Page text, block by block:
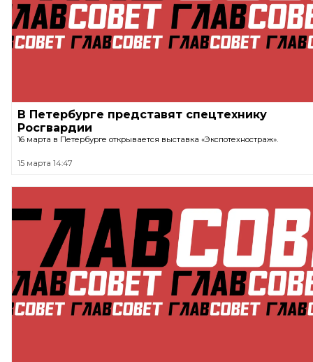
В Петербурге представят спецтехнику
Росгвардии
16 марта в Петербурге открывается выставка «Экспотехностраж».
15 марта 14:47